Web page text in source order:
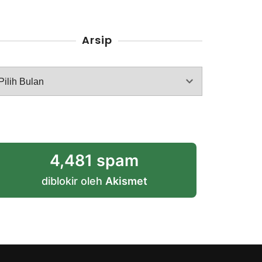
Arsip
4,481 spam
diblokir oleh Akismet